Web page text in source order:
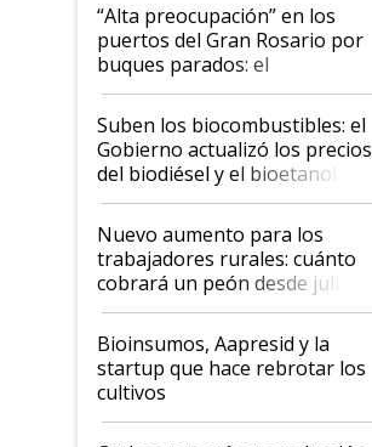
“Alta preocupación” en los
puertos del Gran Rosario por
buques parados: el
funcionamiento de las
exportadoras en tensión tras
la medida de fuerza de los
prácticos
Suben los biocombustibles: el
Gobierno actualizó los precios
del biodiésel y el bioetanol
Nuevo aumento para los
trabajadores rurales: cuánto
cobrará un peón desde julio
Bioinsumos, Aapresid y la
startup que hace rebrotar los
cultivos